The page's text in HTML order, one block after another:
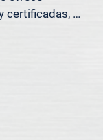
más importa.
certificadas,